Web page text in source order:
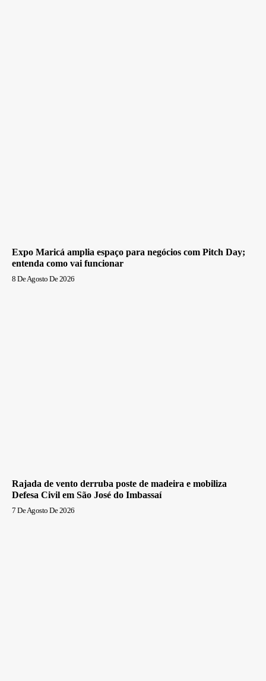
Expo Maricá amplia espaço para negócios com Pitch Day;
entenda como vai funcionar
8 De Agosto De 2026
Rajada de vento derruba poste de madeira e mobiliza
Defesa Civil em São José do Imbassaí
7 De Agosto De 2026